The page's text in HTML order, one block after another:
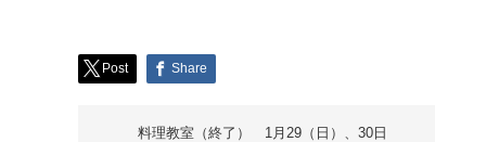
Post Share
料理教室（終了） 1月29（日）、30日